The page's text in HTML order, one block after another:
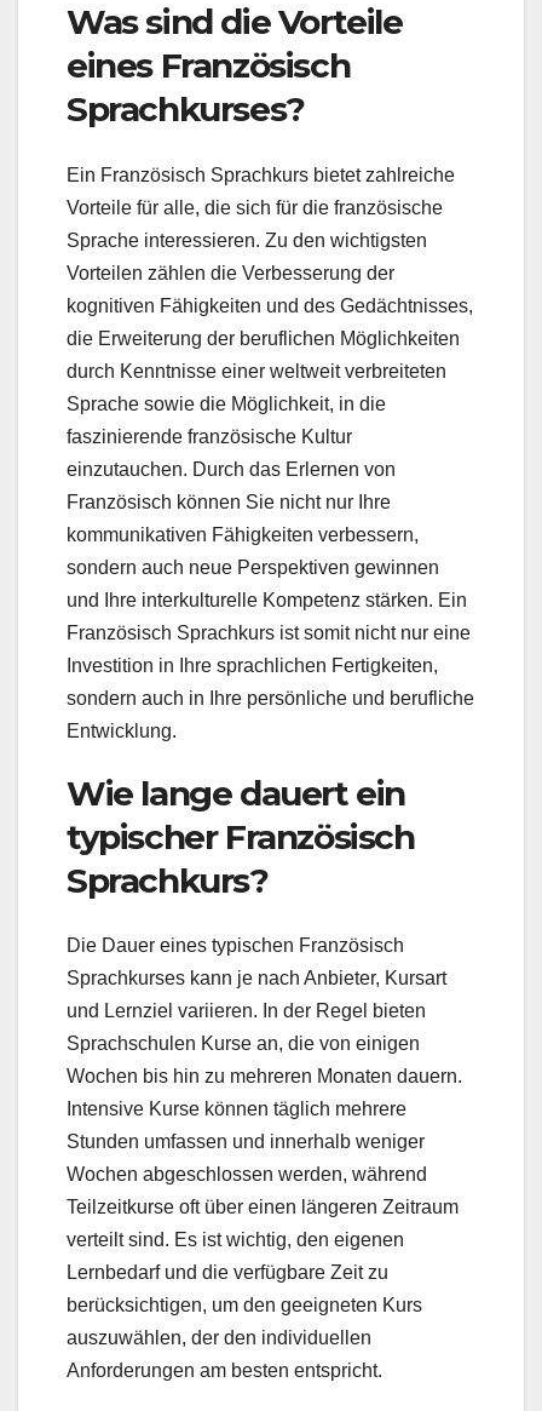
Was sind die Vorteile
eines Französisch
Sprachkurses?
Ein Französisch Sprachkurs bietet zahlreiche
Vorteile für alle, die sich für die französische
Sprache interessieren. Zu den wichtigsten
Vorteilen zählen die Verbesserung der
kognitiven Fähigkeiten und des Gedächtnisses,
die Erweiterung der beruflichen Möglichkeiten
durch Kenntnisse einer weltweit verbreiteten
Sprache sowie die Möglichkeit, in die
faszinierende französische Kultur
einzutauchen. Durch das Erlernen von
Französisch können Sie nicht nur Ihre
kommunikativen Fähigkeiten verbessern,
sondern auch neue Perspektiven gewinnen
und Ihre interkulturelle Kompetenz stärken. Ein
Französisch Sprachkurs ist somit nicht nur eine
Investition in Ihre sprachlichen Fertigkeiten,
sondern auch in Ihre persönliche und berufliche
Entwicklung.
Wie lange dauert ein
typischer Französisch
Sprachkurs?
Die Dauer eines typischen Französisch
Sprachkurses kann je nach Anbieter, Kursart
und Lernziel variieren. In der Regel bieten
Sprachschulen Kurse an, die von einigen
Wochen bis hin zu mehreren Monaten dauern.
Intensive Kurse können täglich mehrere
Stunden umfassen und innerhalb weniger
Wochen abgeschlossen werden, während
Teilzeitkurse oft über einen längeren Zeitraum
verteilt sind. Es ist wichtig, den eigenen
Lernbedarf und die verfügbare Zeit zu
berücksichtigen, um den geeigneten Kurs
auszuwählen, der den individuellen
Anforderungen am besten entspricht.